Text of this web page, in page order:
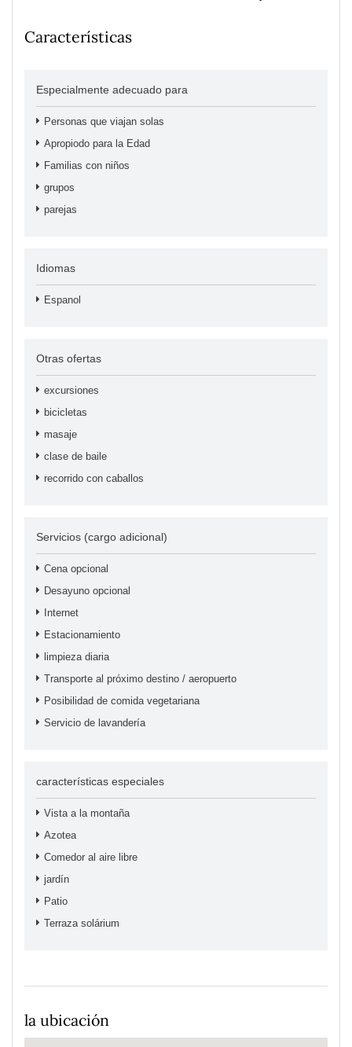
Características
Especialmente adecuado para
Personas que viajan solas
Apropiodo para la Edad
Familias con niños
grupos
parejas
Idiomas
Espanol
Otras ofertas
excursiones
bicicletas
masaje
clase de baile
recorrido con caballos
Servicios (cargo adicional)
Cena opcional
Desayuno opcional
Internet
Estacionamiento
limpieza diaria
Transporte al próximo destino / aeropuerto
Posibilidad de comida vegetariana
Servicio de lavandería
características especiales
Vista a la montaña
Azotea
Comedor al aire libre
jardín
Patio
Terraza solárium
la ubicación